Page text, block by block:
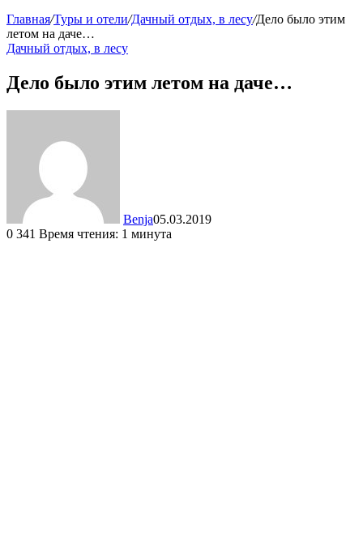
Главная/Туры и отели/Дачный отдых, в лесу/Дело было этим
летом на даче…
Дачный отдых, в лесу
Дело было этим летом на даче…
Benja05.03.2019
0 341 Время чтения: 1 минута